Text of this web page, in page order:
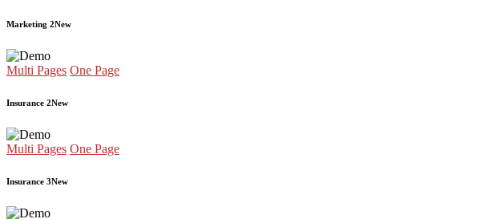
Marketing 2New
Multi Pages One Page
Insurance 2New
Multi Pages One Page
Insurance 3New